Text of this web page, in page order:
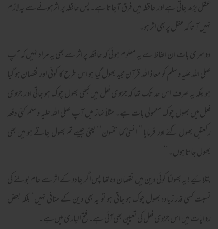
عقل بڑھ جاتی ہے اور حافظہ میں فرق آجاتا ہے۔ پس حافظہ پر اثر ہونے سے یہ لازم
نہیں آتا کہ عقل پر بھی اثر ہو۔
دوسری بات ان الفاظ سے یہ معلوم ہوئی کہ حافظہ پر اثر سے بھی یہ مراد نہیں کہ آپ
صلی اللہ علیہ وسلم کو معاذ اللہ قرآن مجید بھول گیا ہو اس طرح کا کوئی اور نقصان ہو گیا
ہو بلکہ یہ صرف اس حد تک تھا کہ جزوی فعل میں کبھی بھول چوک ہو جاتی اور جزوی
فعل میں بھول چوک معمولی بات ہے۔ مثلاً نماز میں آپ صلی اللہ علیہ وسلم کئی دفعہ
رکعتیں بھول گئے اور فرمایا’’ انسیٰ کما تنسون‘‘ یعنی جیسے تم بھول جاتے ہو میں بھی
بھول جاتا ہوں۔‘‘
بتلائیے ! یہ بھولنا کوئی دین میں نقصان دہ تھا پس اگر جادو کے اثر سے عام بولنے کی
نسبت کسی قدر زیادہ بھول چوک ہو جاتی ہو تو یہ بھی دین کے منافی نہیں‘ بلکہ بعض
روایات میں اس جزوی فعل کی تعیین بھی آئی ہے۔ فتح الباری میں ہے۔